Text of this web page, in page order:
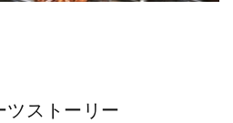
ツストーリー